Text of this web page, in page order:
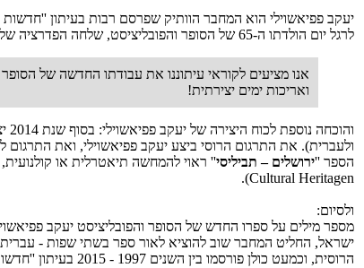
יעקב פפיאשוילי הוא המחבר הוותיק שפרסם רבות בעיתון ''חדשות
לרגל יום הולדתו ה-‏65 של הסופר והפובליציסט, שלחה הפדרציה של אגודות הסופרים במדינת ישראל ברכה עם איחולים לבביים לסופר – והוסיפה דברי הוקרה (''חדשות השבוע'', 12.04.2012 ו ''הקולן היהודי'',11.09.2007):
אנו מציעים לקוראי עיתוננו את עבודתו החדשה של
ואריכות ימים יצירתית!
והוכחה נוספת לכוח היצירה של יעקב פפיאשוילי: בסוף שנת 2014 יצאה לאור העבודה החדשה של יעקב פפיאשוילי ''
ולעברית). את התרגום הרוסי ביצע יעקב פפיאשוילי, ואת
הספר ''ירושלים – תביליסי
Cultural Heritagen).
ולסיום:
מספר מילים על ספרו החדש של הסופר והפובליציסט יעקב
ישראל, החליט המחבר שוב להוציא לאור ספר בשתי שפות - עברית
הרוסית, וכמעט כולן פורסמו בין השנים 1997 - 2015 בעיתון ''חדשות השבוע''. *